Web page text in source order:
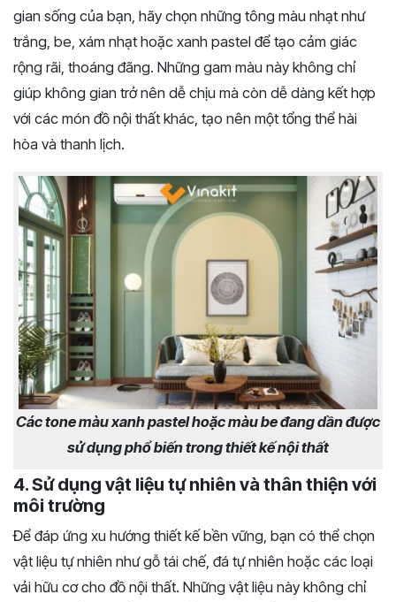
gian sống của bạn, hãy chọn những tông màu nhạt như
trắng, be, xám nhạt hoặc xanh pastel để tạo cảm giác
rộng rãi, thoáng đãng. Những gam màu này không chỉ
giúp không gian trở nên dễ chịu mà còn dễ dàng kết hợp
với các món đồ nội thất khác, tạo nên một tổng thể hài
hòa và thanh lịch.
Các tone màu xanh pastel hoặc màu be đang dần được
sử dụng phổ biến trong thiết kế nội thất
4. Sử dụng vật liệu tự nhiên và thân thiện với
môi trường
Để đáp ứng xu hướng thiết kế bền vững, bạn có thể chọn
vật liệu tự nhiên như gỗ tái chế, đá tự nhiên hoặc các loại
vải hữu cơ cho đồ nội thất. Những vật liệu này không chỉ